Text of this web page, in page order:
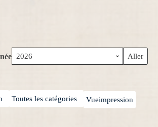
Toutes les catégories Vueimpression